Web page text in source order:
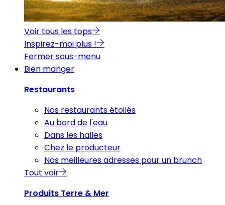
Voir tous les tops
Inspirez-moi plus !
Fermer sous-menu
Bien manger
Restaurants
Nos restaurants étoilés
Au bord de l'eau
Dans les halles
Chez le producteur
Nos meilleures adresses pour un brunch
Tout voir
Produits Terre & Mer